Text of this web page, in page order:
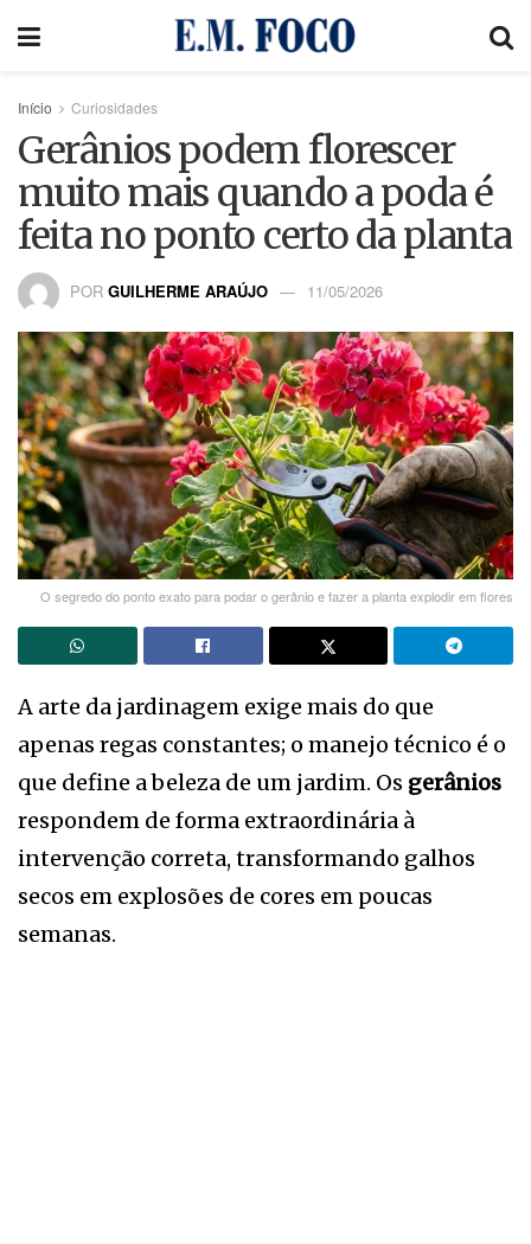
Início Curiosidades
Gerânios podem florescer
muito mais quando a poda é
feita no ponto certo da planta
POR GUILHERME ARAÚJO 11/05/2026
O segredo do ponto exato para podar o gerânio e fazer a planta explodir em flores
A arte da jardinagem exige mais do que
apenas regas constantes; o manejo técnico é o
que define a beleza de um jardim. Os gerânios
respondem de forma extraordinária à
intervenção correta, transformando galhos
secos em explosões de cores em poucas
semanas.